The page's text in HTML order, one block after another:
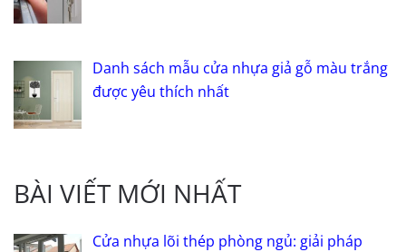
Danh sách mẫu cửa nhựa giả gỗ màu trắng
được yêu thích nhất
BÀI VIẾT MỚI NHẤT
Cửa nhựa lõi thép phòng ngủ: giải pháp